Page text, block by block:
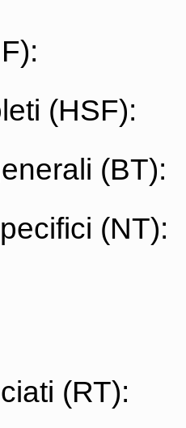
(HSF):
(BT):
(NT):
(RT):